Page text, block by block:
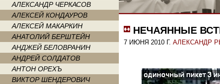
АЛЕКСАНДР ЧЕРКАСОВ
АЛЕКСЕЙ КОНДАУРОВ
АЛЕКСЕЙ МАКАРКИН
АНАТОЛИЙ БЕРШТЕЙН
АНДЖЕЙ БЕЛОВРАНИН
АНДРЕЙ СОЛДАТОВ
АНТОН ОРЕХЪ
ВИКТОР ШЕНДЕРОВИЧ
НЕЧАЯННЫЕ
7 ИЮНЯ 2010 Г. АЛЕКСАНДР